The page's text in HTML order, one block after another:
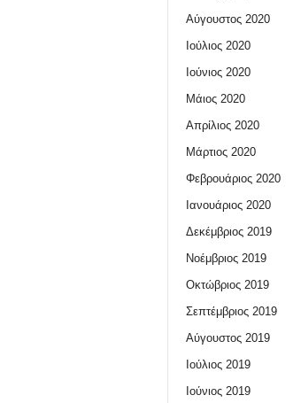
Αύγουστος 2020
Ιούλιος 2020
Ιούνιος 2020
Μάιος 2020
Απρίλιος 2020
Μάρτιος 2020
Φεβρουάριος 2020
Ιανουάριος 2020
Δεκέμβριος 2019
Νοέμβριος 2019
Οκτώβριος 2019
Σεπτέμβριος 2019
Αύγουστος 2019
Ιούλιος 2019
Ιούνιος 2019